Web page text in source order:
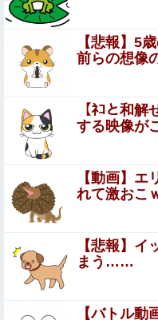
【投稿動画】 トー横女子
めに大人のチ●ポをしゃ
ぐらんぶる原作最新話、
女子生徒「土下座しな
生徒への性的いじめ動画
「FGO」攻略感想
してみたよ！皆さん
に来てくれたのだわ
【朗報】日向坂5期の美
韓国サッカーのイメージ
【悲報】5
前らの想像
【ﾈｺと和
する映像が
【動画】
れて激おこ
【悲報】イ
まう……
【バトル